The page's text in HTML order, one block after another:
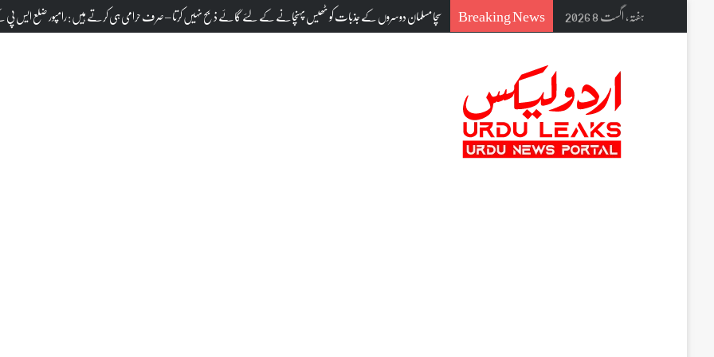
ہفتہ, اگست 8 2026 Breaking News بی آر ایس لیڈر پائلٹ روہت ریڈی کے خلاف ناقابل ضمانت وارنٹ جاری